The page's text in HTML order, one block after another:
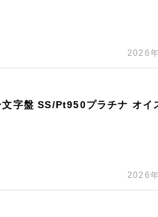
2026
字盤 SS/Pt950プラチナ オイ
2026